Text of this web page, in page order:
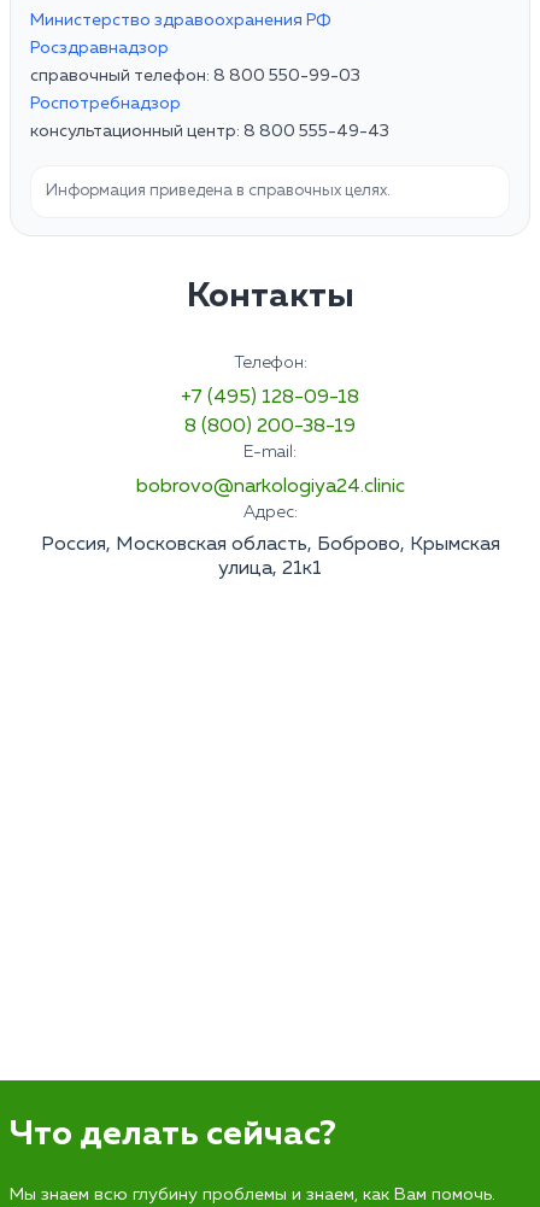
Министерство здравоохранения РФ
Росздравнадзор
справочный телефон: 8 800 550-99-03
Роспотребнадзор
консультационный центр: 8 800 555-49-43
Информация приведена в справочных целях.
Контакты
Телефон:
+7 (495) 128-09-18
8 (800) 200-38-19
E-mail:
bobrovo@narkologiya24.clinic
Адрес:
Россия, Московская область, Боброво, Крымская
улица, 21к1
Что делать сейчас?
Мы знаем всю глубину проблемы и знаем, как Вам помочь.